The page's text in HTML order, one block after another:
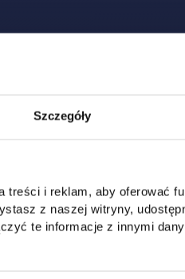
Szczegóły
i reklam, aby oferować
z naszej witryny,
te informacje z innymi